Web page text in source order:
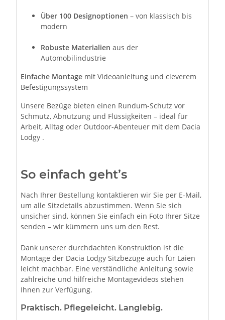
Über 100 Designoptionen – von klassisch bis
modern
Robuste Materialien aus der
Automobilindustrie
Einfache Montage mit Videoanleitung und cleverem
Befestigungssystem
Unsere Bezüge bieten einen Rundum-Schutz vor
Schmutz, Abnutzung und Flüssigkeiten – ideal für
Arbeit, Alltag oder Outdoor-Abenteuer mit dem Dacia
Lodgy .
So einfach geht’s
Nach Ihrer Bestellung kontaktieren wir Sie per E-Mail,
um alle Sitzdetails abzustimmen. Wenn Sie sich
unsicher sind, können Sie einfach ein Foto Ihrer Sitze
senden – wir kümmern uns um den Rest.
Dank unserer durchdachten Konstruktion ist die
Montage der Dacia Lodgy Sitzbezüge auch für Laien
leicht machbar. Eine verständliche Anleitung sowie
zahlreiche und hilfreiche Montagevideos stehen
Ihnen zur Verfügung.
Praktisch. Pflegeleicht. Langlebig.